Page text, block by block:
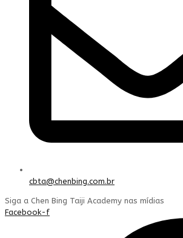
cbta@chenbing.com.br
Siga a Chen Bing Taiji Academy nas mídias
Facebook-f